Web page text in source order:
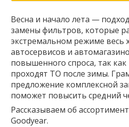
Весна и начало лета —
замены фильтров, которые
экстремальном режиме весь
автосервисов и
повышенного спроса, так
проходят ТО после зимы.
предложение комплексной
поможет повысить средний
Рассказываем об
Goodyear.